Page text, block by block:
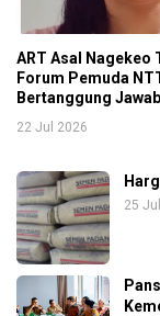
ART Asal Nagekeo
Forum Pemuda
Bertanggung Jawab
22 Jul 2026
25